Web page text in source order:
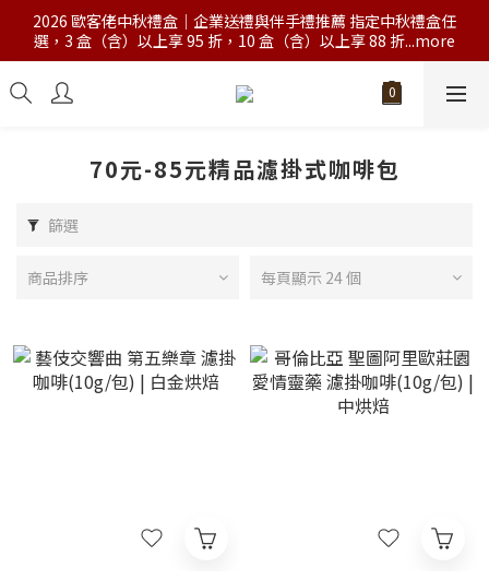
2026 歐客佬中秋禮盒｜企業送禮與伴手禮推薦 指定中秋禮盒任
選，3 盒（含）以上享 95 折，10 盒（含）以上享 88 折...more
70元-85元精品濾掛式咖啡包
篩選
商品排序 每頁顯示 24 個